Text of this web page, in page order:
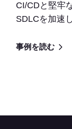
CI/CDと堅牢
SDLCを加速
事例を読む